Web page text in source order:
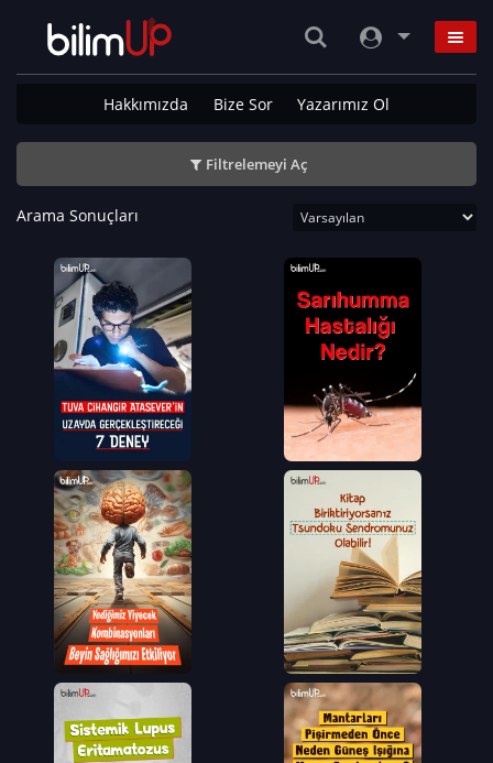
Hakkımızda Bize Sor Yazarımız Ol
Filtrelemeyi Aç
Arama Sonuçları